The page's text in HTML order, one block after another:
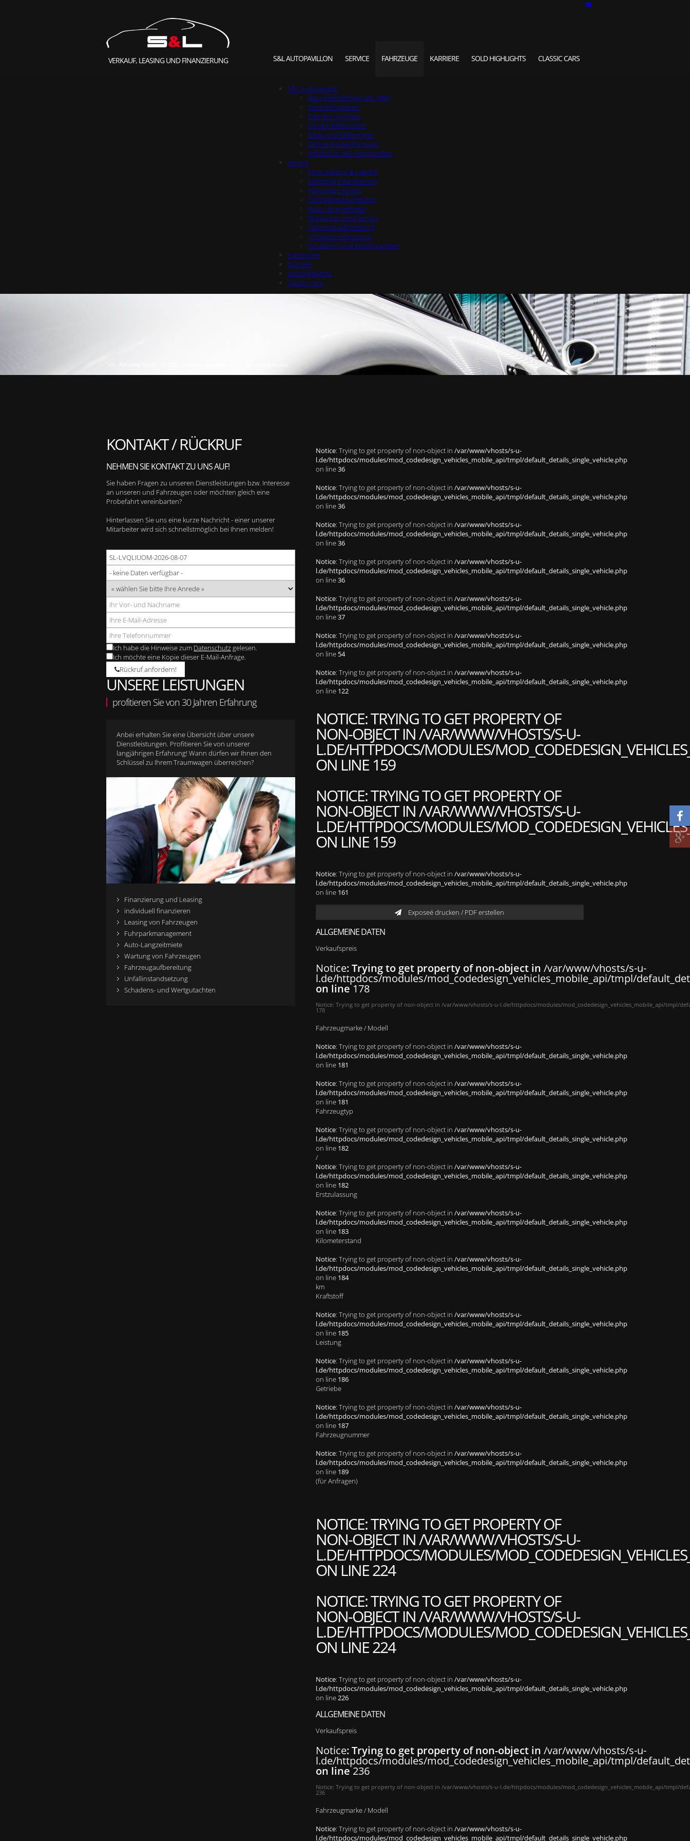
VERKAUF, LEASING UND FINANZIERUNG S&L AUTOPAVILLON SERVICE FAHRZEUGE KARRIERE SOLD HIGHLIGHTS CLASSIC CARS
S&L Autopavillon
das Unternehmen seit 1987
Ansprechpartner
Karriere und Jobs
Unsere Referenzen
News und Meldungen
Online Kontaktformular
Anfahrt zu S&L Autopavillon
Service
Finanzierung & Leasing
Fahrzeug-Finanzierung
Fahrzeug-Leasing
Fuhrparkmanagement
Auto-Langzeitmiete
Wartungen und Service
Fahrzeugaufbereitung
Unfallinstandsetzung
Schadens- und Wertgutachten
Fahrzeuge
Karriere
sold Highlights
Classic Cars
Notice: Trying to get property of non-object in /var/www/vhosts/s-u-
l.de/httpdocs/modules/mod_codedesign_vehicles_mobile_api/tmpl/default_details_single_vehicle.php
on line36
Notice: Trying to get property of non-object in /var/www/vhosts/s-u-
l.de/httpdocs/modules/mod_codedesign_vehicles_mobile_api/tmpl/default_details_single_vehicle.php
on line36
Notice: Trying to get property of non-object in /var/www/vhosts/s-u-
l.de/httpdocs/modules/mod_codedesign_vehicles_mobile_api/tmpl/default_details_single_vehicle.php
on line36
Notice: Trying to get property of non-object in /var/www/vhosts/s-u-
l.de/httpdocs/modules/mod_codedesign_vehicles_mobile_api/tmpl/default_details_single_vehicle.php
on line36
Notice: Trying to get property of non-object in /var/www/vhosts/s-u-
l.de/httpdocs/modules/mod_codedesign_vehicles_mobile_api/tmpl/default_details_single_vehicle.php
on line37
Notice: Trying to get property of non-object in /var/www/vhosts/s-u-
l.de/httpdocs/modules/mod_codedesign_vehicles_mobile_api/tmpl/default_details_single_vehicle.php
on line 54
Notice: Trying to get property of non-object in /var/www/vhosts/s-u-
l.de/httpdocs/modules/mod_codedesign_vehicles_mobile_api/tmpl/default_details_single_vehicle.php
on line 122
NOTICE: TRYING TO GET PROPERTY OF
NON-OBJECT IN/VAR/WWW/VHOSTS/S-U-
L.DE/HTTPDOCS/MODULES/
ON LINE 159
NOTICE: TRYING TO GET PROPERTY OF
NON-OBJECT IN/VAR/WWW/VHOSTS/S-U-
L.DE/HTTPDOCS/MODULES/
ON LINE 159
Notice: Trying to get property of non-object in /var/www/vhosts/s-u-
l.de/httpdocs/modules/mod_codedesign_vehicles_mobile_api/tmpl/default_details_single_vehicle.php
on line 161
Exposeé drucken / PDF erstellen
ALLGEMEINE DATEN
Verkaufspreis
Notice: Trying to get property of non-object in /var/www/vhosts/s-u-
l.de/httpdocs/modules/mod_codedesign_vehicles_mobile_api/tmpl/
on line178
Notice: Trying to get property of non-object in /var/www/vhosts/s-u-l.de/httpdocs/modules/mod_codedesign_vehicles_mobile_api/tmpl/
178
Fahrzeugmarke / Modell
Notice: Trying to get property of non-object in /var/www/vhosts/s-u-
l.de/httpdocs/modules/mod_codedesign_vehicles_mobile_api/tmpl/default_details_single_vehicle.php
on line 181
Notice: Trying to get property of non-object in /var/www/vhosts/s-u-
l.de/httpdocs/modules/mod_codedesign_vehicles_mobile_api/tmpl/default_details_single_vehicle.php
on line 181
Fahrzeugtyp
Notice: Trying to get property of non-object in /var/www/vhosts/s-u-
l.de/httpdocs/modules/mod_codedesign_vehicles_mobile_api/tmpl/default_details_single_vehicle.php
on line 182
/
Notice: Trying to get property of non-object in /var/www/vhosts/s-u-
l.de/httpdocs/modules/mod_codedesign_vehicles_mobile_api/tmpl/default_details_single_vehicle.php
on line 182
Erstzulassung
Notice: Trying to get property of non-object in /var/www/vhosts/s-u-
l.de/httpdocs/modules/mod_codedesign_vehicles_mobile_api/tmpl/default_details_single_vehicle.php
on line 183
Kilometerstand
Notice: Trying to get property of non-object in /var/www/vhosts/s-u-
l.de/httpdocs/modules/mod_codedesign_vehicles_mobile_api/tmpl/default_details_single_vehicle.php
on line 184
km
Kraftstoff
Notice: Trying to get property of non-object in /var/www/vhosts/s-u-
l.de/httpdocs/modules/mod_codedesign_vehicles_mobile_api/tmpl/default_details_single_vehicle.php
on line 185
Leistung
Notice: Trying to get property of non-object in /var/www/vhosts/s-u-
l.de/httpdocs/modules/mod_codedesign_vehicles_mobile_api/tmpl/default_details_single_vehicle.php
on line 186
Getriebe
Notice: Trying to get property of non-object in /var/www/vhosts/s-u-
l.de/httpdocs/modules/mod_codedesign_vehicles_mobile_api/tmpl/default_details_single_vehicle.php
on line 187
Fahrzeugnummer
Notice: Trying to get property of non-object in /var/www/vhosts/s-u-
l.de/httpdocs/modules/mod_codedesign_vehicles_mobile_api/tmpl/default_details_single_vehicle.php
on line 189
(für Anfragen)
NOTICE: TRYING TO GET PROPERTY OF
NON-OBJECT IN/VAR/WWW/VHOSTS/S-U-
L.DE/HTTPDOCS/MODULES/
ON LINE224
NOTICE: TRYING TO GET PROPERTY OF
NON-OBJECT IN/VAR/WWW/VHOSTS/S-U-
L.DE/HTTPDOCS/MODULES/
ON LINE224
Notice: Trying to get property of non-object in /var/www/vhosts/s-u-
l.de/httpdocs/modules/mod_codedesign_vehicles_mobile_api/tmpl/default_details_single_vehicle.php
on line226
ALLGEMEINE DATEN
Verkaufspreis
Notice: Trying to get property of non-object in /var/www/vhosts/s-u-
l.de/httpdocs/modules/mod_codedesign_vehicles_mobile_api/tmpl/
on line236
Notice: Trying to get property of non-object in /var/www/vhosts/s-u-l.de/httpdocs/modules/mod_codedesign_vehicles_mobile_api/tmpl/
236
Fahrzeugmarke / Modell
Notice: Trying to get property of non-object in /var/www/vhosts/s-u-
l.de/httpdocs/modules/mod_codedesign_vehicles_mobile_api/tmpl/default_details_single_vehicle.php
KONTAKT / RÜCKRUF
NEHMEN SIE KONTAKT ZU UNS AUF!
Sie haben Fragen zu unseren Dienstleistungen bzw. Interesse
an unseren und Fahrzeugen oder möchten gleich eine
Probefahrt vereinbarten?
Hinterlassen Sie uns eine kurze Nachricht - einer unserer
Mitarbeiter wird sich schnellstmöglich bei Ihnen melden!
Ich habe die Hinweise zum Datenschutzgelesen.
Ich möchte eine Kopie dieser E-Mail-Anfrage.
Rückruf anfordern!
UNSERE LEISTUNGEN
profitieren Sie von 30 Jahren Erfahrung
Anbei erhalten Sie eine Übersicht über unsere
Dienstleistungen. Profitieren Sie von unserer
langjährigen Erfahrung! Wann dürfen wir Ihnen den
Schlüssel zu Ihrem Traumwagen überreichen?
Finanzierung und Leasing
individuell finanzieren
Leasing von Fahrzeugen
Fuhrparkmanagement
Auto-Langzeitmiete
Wartung von Fahrzeugen
Fahrzeugaufbereitung
Unfallinstandsetzung
Schadens- und Wertgutachten